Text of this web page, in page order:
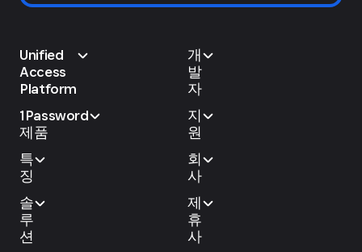
Unified
Access
Platform
1Password
제품
특
징
솔
루
션
개
발
자
지
원
회
사
제
휴
사